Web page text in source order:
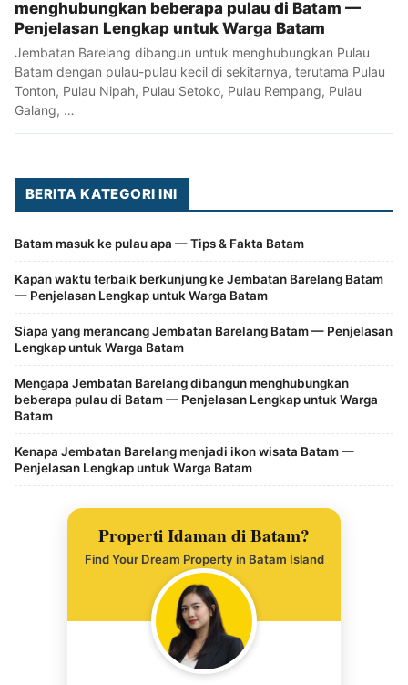
menghubungkan beberapa pulau di Batam —
Penjelasan Lengkap untuk Warga Batam
Jembatan Barelang dibangun untuk menghubungkan Pulau
Batam dengan pulau-pulau kecil di sekitarnya, terutama Pulau
Tonton, Pulau Nipah, Pulau Setoko, Pulau Rempang, Pulau
Galang, …
BERITA KATEGORI INI
Batam masuk ke pulau apa — Tips & Fakta Batam
Kapan waktu terbaik berkunjung ke Jembatan Barelang Batam
— Penjelasan Lengkap untuk Warga Batam
Siapa yang merancang Jembatan Barelang Batam — Penjelasan
Lengkap untuk Warga Batam
Mengapa Jembatan Barelang dibangun menghubungkan
beberapa pulau di Batam — Penjelasan Lengkap untuk Warga
Batam
Kenapa Jembatan Barelang menjadi ikon wisata Batam —
Penjelasan Lengkap untuk Warga Batam
Properti Idaman di Batam?
Find Your Dream Property in Batam Island